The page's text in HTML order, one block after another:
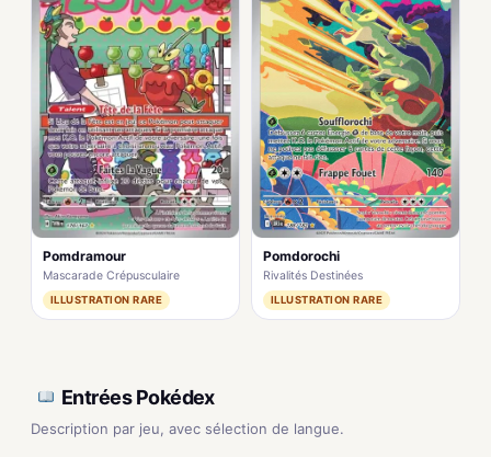
Pomdramour
Mascarade Crépusculaire
ILLUSTRATION RARE
Pomdorochi
Rivalités Destinées
ILLUSTRATION RARE
Entrées Pokédex
Description par jeu, avec sélection de langue.